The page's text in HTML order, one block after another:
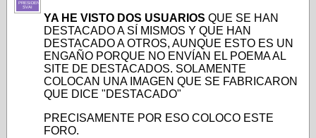
PRESIDENTE-
SVAI
YA HE VISTO DOS USUARIOS QUE SE HAN
DESTACADO A SÍ MISMOS Y QUE HAN
DESTACADO A OTROS, AUNQUE ESTO ES UN
ENGAÑO PORQUE NO ENVÍAN EL POEMA AL
SITE DE DESTACADOS. SOLAMENTE
COLOCAN UNA IMAGEN QUE SE FABRICARON
QUE DICE "DESTACADO"
PRECISAMENTE POR ESO COLOCO ESTE
FORO.